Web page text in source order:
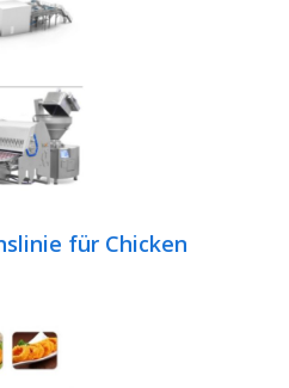
für Chicken